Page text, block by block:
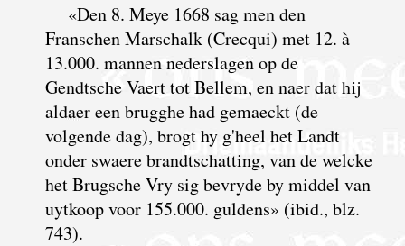
«Den 8. Meye 1668 sag men den
Franschen Marschalk (Crecqui) met 12. à
13.000. mannen nederslagen op de
Gendtsche Vaert tot Bellem, en naer dat hij
aldaer een brugghe had gemaeckt (de
volgende dag), brogt hy g'heel het Landt
onder swaere brandtschatting, van de welcke
het Brugsche Vry sig bevryde by middel van
uytkoop voor 155.000. guldens» (ibid., blz.
743).